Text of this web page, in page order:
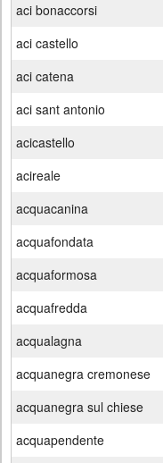
aci bonaccorsi
aci castello
aci catena
aci sant antonio
acicastello
acireale
acquacanina
acquafondata
acquaformosa
acquafredda
acqualagna
acquanegra cremonese
acquanegra sul chiese
acquapendente